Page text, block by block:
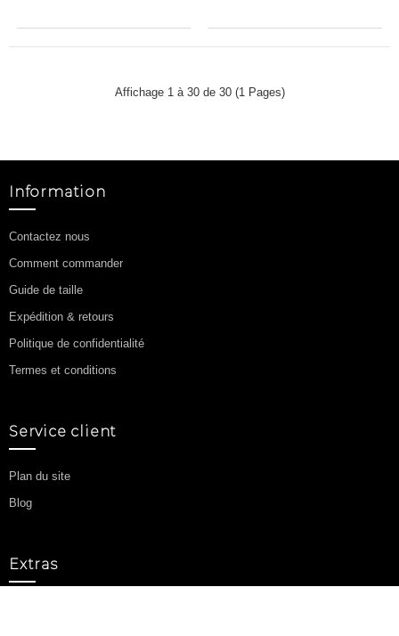
Affichage 1 à 30 de 30 (1 Pages)
Information
Contactez nous
Comment commander
Guide de taille
Expédition & retours
Politique de confidentialité
Termes et conditions
Service client
Plan du site
Blog
Extras